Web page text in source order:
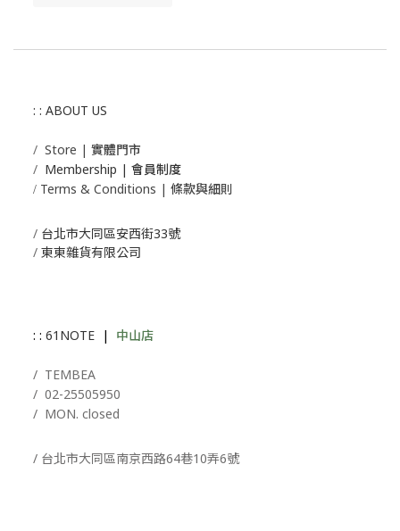
: : ABOUT US
/ Store | 實體門市
/ Membership | 會員制度
/ Terms & Conditions | 條款與細則
/ 台北市大同區安西街33號
/ 東東雜貨有限公司
: : 61NOTE | 中山店
/ TEMBEA
/ 02-25505950
/ MON. closed
/ 台北市大同區南京西路64巷10弄6號